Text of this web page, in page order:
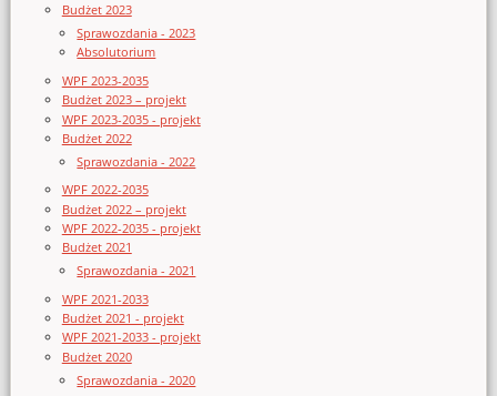
Budżet 2023
Sprawozdania - 2023
Absolutorium
WPF 2023-2035
Budżet 2023 – projekt
WPF 2023-2035 - projekt
Budżet 2022
Sprawozdania - 2022
WPF 2022-2035
Budżet 2022 – projekt
WPF 2022-2035 - projekt
Budżet 2021
Sprawozdania - 2021
WPF 2021-2033
Budżet 2021 - projekt
WPF 2021-2033 - projekt
Budżet 2020
Sprawozdania - 2020